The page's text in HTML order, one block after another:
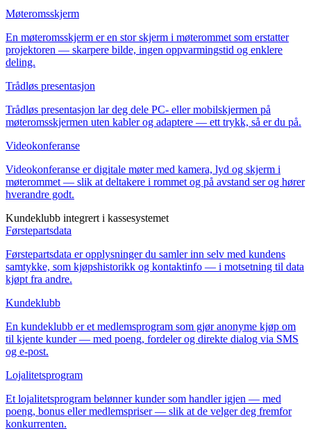
Møteromsskjerm
En møteromsskjerm er en stor skjerm i møterommet som erstatter
projektoren — skarpere bilde, ingen oppvarmingstid og enklere
deling.
Trådløs presentasjon
Trådløs presentasjon lar deg dele PC- eller mobilskjermen på
møteromsskjermen uten kabler og adaptere — ett trykk, så er du på.
Videokonferanse
Videokonferanse er digitale møter med kamera, lyd og skjerm i
møterommet — slik at deltakere i rommet og på avstand ser og hører
hverandre godt.
Kundeklubb integrert i kassesystemet
Førstepartsdata
Førstepartsdata er opplysninger du samler inn selv med kundens
samtykke, som kjøpshistorikk og kontaktinfo — i motsetning til data
kjøpt fra andre.
Kundeklubb
En kundeklubb er et medlemsprogram som gjør anonyme kjøp om
til kjente kunder — med poeng, fordeler og direkte dialog via SMS
og e-post.
Lojalitetsprogram
Et lojalitetsprogram belønner kunder som handler igjen — med
poeng, bonus eller medlemspriser — slik at de velger deg fremfor
konkurrenten.